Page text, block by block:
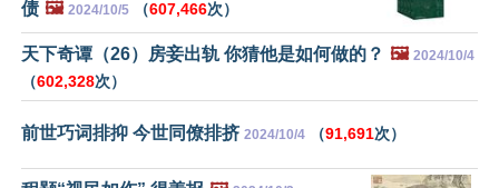
债 🖼️ 2024/10/5 （607,466次）
天下奇谭（26）房妾出轨 你猜他是如何做的？ 🖼️ 2024/10/4
（602,328次）
前世巧词排抑 今世同僚排挤 2024/10/4 （91,691次）